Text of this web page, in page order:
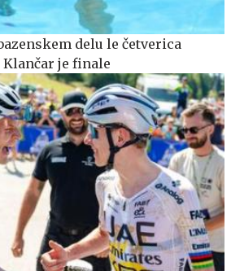
delu le četverica
Klančar je finale